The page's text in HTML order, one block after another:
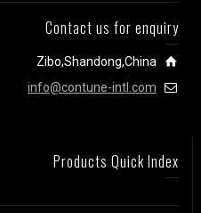
Contact us for enquiry
Zibo,Shandong,China
info@contune-intl.com
Products Quick Index